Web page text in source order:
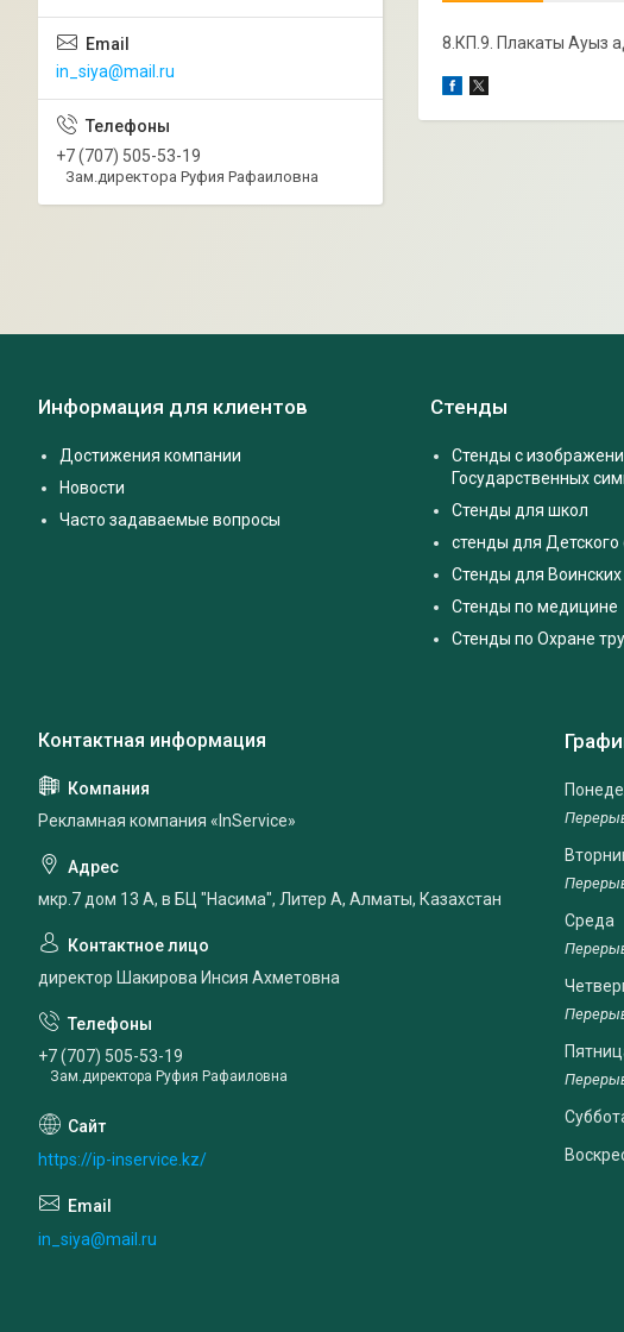
8.КП.9. Плакаты Ауыз
in_siya@mail.ru
+7 (707) 505-53-19
Зам.директора Руфия Рафаиловна
Информация для клиентов
Достижения компании
Новости
Часто задаваемые вопросы
Стенды
Стенды с
Государственных
Стенды для школ
стенды для Детского
Стенды для Воинских
Стенды по медицине
Стенды по Охране
Рекламная компания «InService»
мкр.7 дом 13 А, в БЦ "Насима", Литер А, Алматы, Казахстан
директор Шакирова Инсия Ахметовна
+7 (707) 505-53-19
Зам.директора Руфия Рафаиловна
https://ip-inservice.kz/
in_siya@mail.ru
Среда